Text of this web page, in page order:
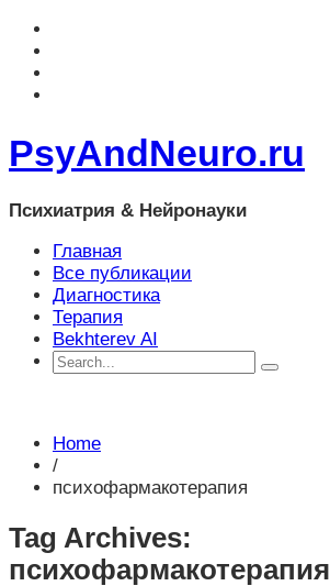
PsyAndNeuro.ru
Психиатрия & Нейронауки
Главная
Все публикации
Диагностика
Терапия
Bekhterev AI
Home
/
психофармакотерапия
Tag Archives:
психофармакотерапия